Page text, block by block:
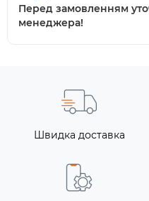
Перед замовленням
менеджера!
Швидка доставка